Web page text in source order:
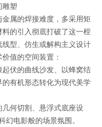
雕塑
属的焊接难度，多采用矩
的引入彻底打破了这一桎
型、仿生或解构主义设计
值的空间装置：
伏的曲线沙发、以蜂窝结
有机形态转化为现代美学
何切割、悬浮式底座设
电影般的场景氛围。